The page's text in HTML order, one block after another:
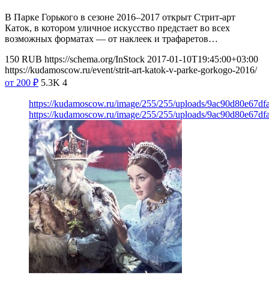
В Парке Горького в сезоне 2016–2017 открыт Стрит-арт
Каток, в котором уличное искусство предстает во всех
возможных форматах — от наклеек и трафаретов…
150 RUB https://schema.org/InStock 2017-01-10T19:45:00+03:00
https://kudamoscow.ru/event/strit-art-katok-v-parke-gorkogo-2016/
от 200 ₽ 5.3K 4
https://kudamoscow.ru/image/255/255/uploads/
https://kudamoscow.ru/image/255/255/uploads/